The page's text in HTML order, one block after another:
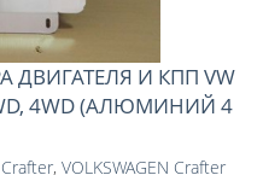
ДВИГАТЕЛЯ И КПП VW
4WD (АЛЮМИНИЙ 4
Crafter, VOLKSWAGEN Crafter